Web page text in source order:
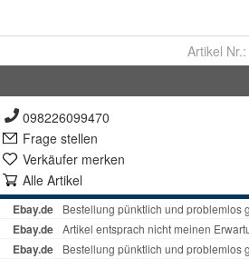
Artikel Nr.:
098226099470
Frage stellen
Verkäufer merken
Alle Artikel